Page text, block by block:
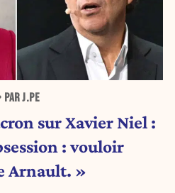
J.PE
sur Xavier Niel :
: vouloir
Arnault. »